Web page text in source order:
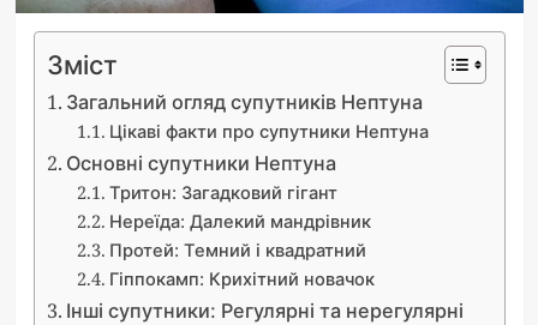
Зміст
Загальний огляд супутників Нептуна
Цікаві факти про супутники Нептуна
Основні супутники Нептуна
Тритон: Загадковий гігант
Нереїда: Далекий мандрівник
Протей: Темний і квадратний
Гіппокамп: Крихітний новачок
Інші супутники: Регулярні та нерегулярні